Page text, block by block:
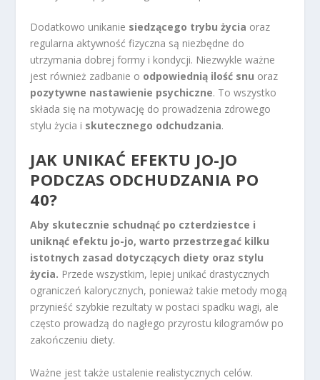
Dodatkowo unikanie siedzącego trybu życia oraz
regularna aktywność fizyczna są niezbędne do
utrzymania dobrej formy i kondycji. Niezwykle ważne
jest również zadbanie o odpowiednią ilość snu oraz
pozytywne nastawienie psychiczne. To wszystko
składa się na motywację do prowadzenia zdrowego
stylu życia i skutecznego odchudzania.
JAK UNIKAĆ EFEKTU JO-JO
PODCZAS ODCHUDZANIA PO
40?
Aby skutecznie schudnąć po czterdziestce i
uniknąć efektu jo-jo, warto przestrzegać kilku
istotnych zasad dotyczących diety oraz stylu
życia. Przede wszystkim, lepiej unikać drastycznych
ograniczeń kalorycznych, ponieważ takie metody mogą
przynieść szybkie rezultaty w postaci spadku wagi, ale
często prowadzą do nagłego przyrostu kilogramów po
zakończeniu diety.
Ważne jest także ustalenie realistycznych celów.